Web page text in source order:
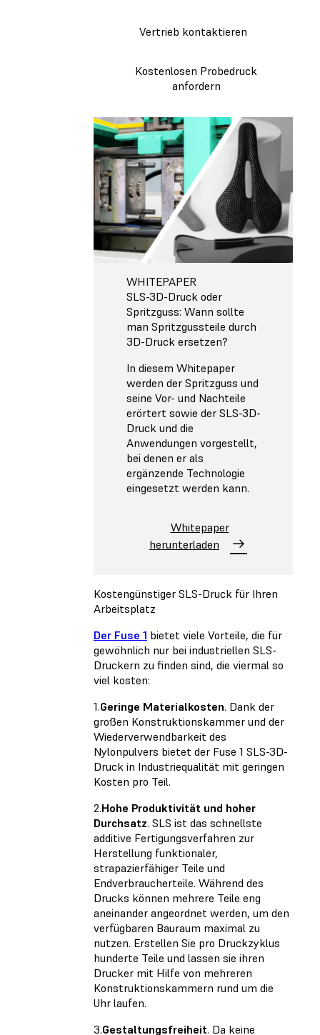
Vertrieb kontaktieren
Kostenlosen Probedruck
anfordern
WHITEPAPER
SLS-3D-Druck oder
Spritzguss: Wann sollte
man Spritzgussteile durch
3D-Druck ersetzen?
In diesem Whitepaper
werden der Spritzguss und
seine Vor- und Nachteile
erörtert sowie der SLS-3D-
Druck und die
Anwendungen vorgestellt,
bei denen er als
ergänzende Technologie
eingesetzt werden kann.
Whitepaper
herunterladen
Kostengünstiger SLS-Druck für Ihren
Arbeitsplatz
Der Fuse 1 bietet viele Vorteile, die für
gewöhnlich nur bei industriellen SLS-
Druckern zu finden sind, die viermal so
viel kosten:
1.Geringe Materialkosten. Dank der
großen Konstruktionskammer und der
Wiederverwendbarkeit des
Nylonpulvers bietet der Fuse 1 SLS-3D-
Druck in Industriequalität mit geringen
Kosten pro Teil.
2.Hohe Produktivität und hoher
Durchsatz. SLS ist das schnellste
additive Fertigungsverfahren zur
Herstellung funktionaler,
strapazierfähiger Teile und
Endverbraucherteile. Während des
Drucks können mehrere Teile eng
aneinander angeordnet werden, um den
verfügbaren Bauraum maximal zu
nutzen. Erstellen Sie pro Druckzyklus
hunderte Teile und lassen sie ihren
Drucker mit Hilfe von mehreren
Konstruktionskammern rund um die
Uhr laufen.
3.Gestaltungsfreiheit. Da keine